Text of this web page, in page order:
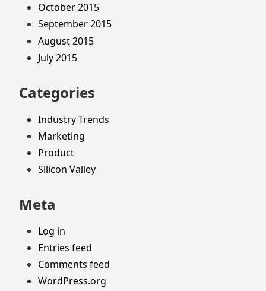
October 2015
September 2015
August 2015
July 2015
Categories
Industry Trends
Marketing
Product
Silicon Valley
Meta
Log in
Entries feed
Comments feed
WordPress.org